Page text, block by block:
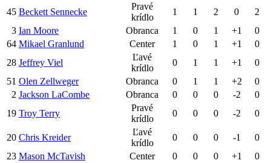
45 Beckett Sennecke
Pravé
krídlo
1 1 2 0
2
3 Ian Moore Obranca 1 0 1 +1
0
64 Mikael Granlund Center 1 0 1 +1
0
28 Jeffrey Viel
Ľavé
krídlo
0 1 1 +1
0
51 Olen Zellweger Obranca 0 1 1 +2
0
2 Jackson LaCombe Obranca 0 0 0 -2
0
19 Troy Terry
Pravé
krídlo
0 0 0 -2 0
20 Chris Kreider
Ľavé
krídlo
0 0 0 -1
0
23 Mason McTavish Center 0 0 0 +1
0